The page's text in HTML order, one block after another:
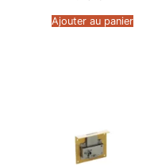
Ajouter au panier